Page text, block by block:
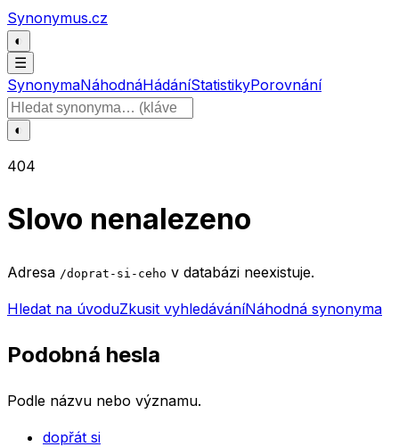
Přeskočit na obsah
Synonymus.cz
◐
☰
SynonymaNáhodnáHádáníStatistikyPorovnání
Hledat slovo
◐
404
Slovo nenalezeno
Adresa /doprat-si-ceho v databázi neexistuje.
Hledat na úvoduZkusit vyhledáváníNáhodná synonyma
Podobná hesla
Podle názvu nebo významu.
dopřát si